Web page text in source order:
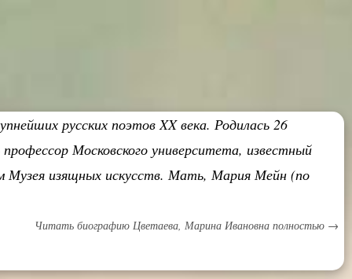
русских поэтов XX века. Родилась 26
Московского университета, известный
Музея изящных искусств. Мать, Мария Мейн (по
Читать биографию Цветаева, Марина Ивановна полностью →